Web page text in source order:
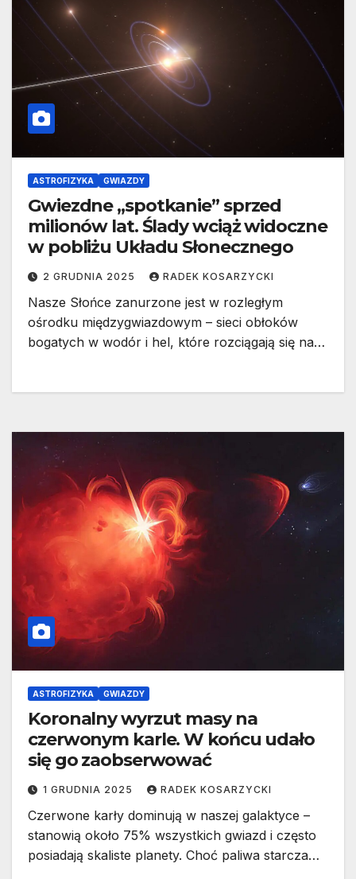
ASTROFIZYKA GWIAZDY
Gwiezdne „spotkanie” sprzed
milionów lat. Ślady wciąż widoczne
w pobliżu Układu Słonecznego
2 GRUDNIA 2025 RADEK KOSARZYCKI
Nasze Słońce zanurzone jest w rozległym
ośrodku międzygwiazdowym – sieci obłoków
bogatych w wodór i hel, które rozciągają się na…
ASTROFIZYKA GWIAZDY
Koronalny wyrzut masy na
czerwonym karle. W końcu udało
się go zaobserwować
1 GRUDNIA 2025 RADEK KOSARZYCKI
Czerwone karły dominują w naszej galaktyce –
stanowią około 75% wszystkich gwiazd i często
posiadają skaliste planety. Choć paliwa starcza…